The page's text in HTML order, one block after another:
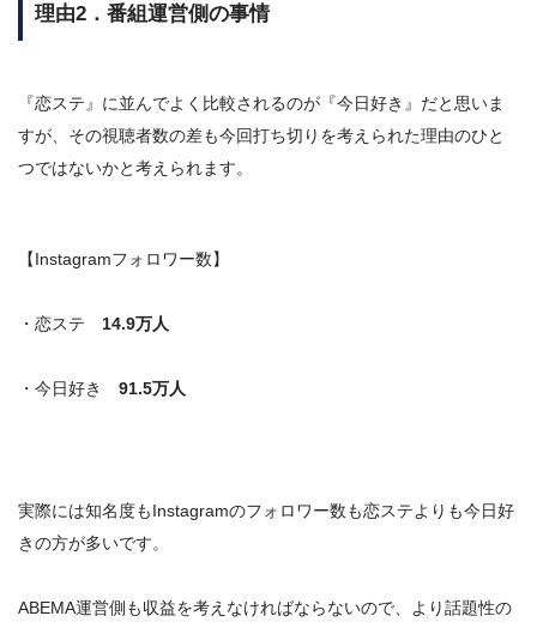
理由2．番組運営側の事情
『恋ステ』に並んでよく比較されるのが『今日好き』だと思いま
すが、その視聴者数の差も今回打ち切りを考えられた理由のひと
つではないかと考えられます。
【Instagramフォロワー数】
・恋ステ 14.9万人
・今日好き 91.5万人
実際には知名度もInstagramのフォロワー数も恋ステよりも今日好
きの方が多いです。
ABEMA運営側も収益を考えなければならないので、より話題性の